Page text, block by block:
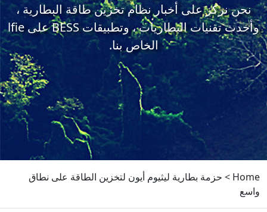
نحن نركز على أخبار نظام تخزين طاقة البطارية ،
وأحدث تقنيات البطاريات ، وتطبيقات BESS على lfie
الخاص بنا.
Home
> حزمة بطارية ليثيوم أيون لتخزين الطاقة على نطاق
واسع